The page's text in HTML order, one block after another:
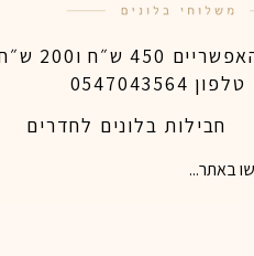
טלפון 0547043564
חבילות בלונים לחדרים